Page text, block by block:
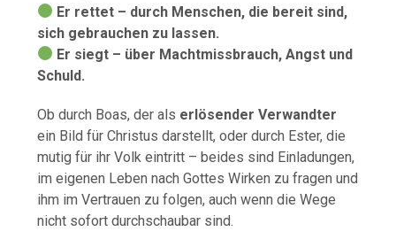
Er rettet – durch Menschen, die bereit sind,
sich gebrauchen zu lassen.
Er siegt – über Machtmissbrauch, Angst und
Schuld.
Ob durch Boas, der als erlösender Verwandter
ein Bild für Christus darstellt, oder durch Ester, die
mutig für ihr Volk eintritt – beides sind Einladungen,
im eigenen Leben nach Gottes Wirken zu fragen und
ihm im Vertrauen zu folgen, auch wenn die Wege
nicht sofort durchschaubar sind.